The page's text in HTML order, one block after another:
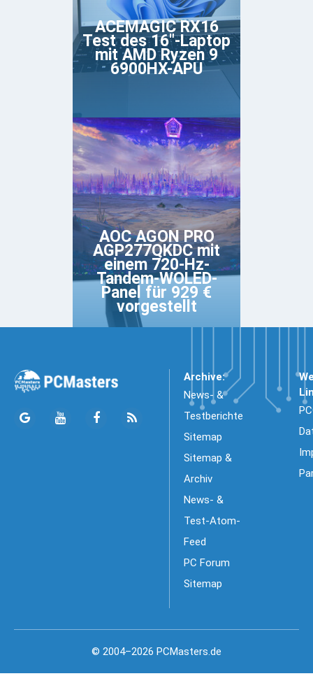
ACEMAGIC RX16
Test des 16"-Laptop
mit AMD Ryzen 9
6900HX-APU
AOC AGON PRO
AGP277QKDC mit
einem 720-Hz-
Tandem-WOLED-
Panel für 929 €
vorgestellt
Archive:
News- &
Testberichte
Sitemap
Sitemap &
Archiv
News- &
Test-Atom-
Feed
PC Forum
Sitemap
© 2004–2026 PCMasters.de